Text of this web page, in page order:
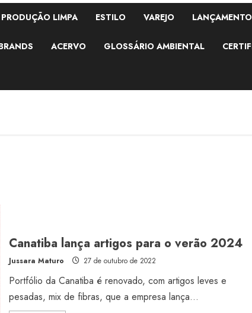
PRODUÇÃO LIMPA ESTILO VAREJO
ACERVO GLOSSÁRIO AMBIENTAL
Canatiba lança artigos para o verão 2024
Jussara Maturo 27 de outubro de 2022
Portfólio da Canatiba é renovado, com artigos leves e
pesadas, mix de fibras, que a empresa lança...